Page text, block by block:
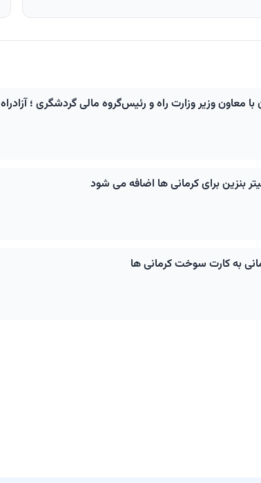
و رئیس‌گروه مالی گردشگری ؛ آزادراه ۲۷۰ کیلومتری انار شهربابک سیرجان باغات در مسیر اجرا